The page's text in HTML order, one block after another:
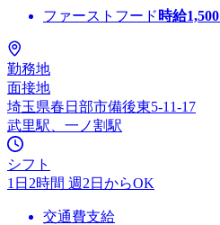
ファーストフード 時給1,500
勤務地
面接地
埼玉県春日部市備後東5-11-17
武里駅、一ノ割駅
シフト
1日2時間 週2日からOK
交通費支給